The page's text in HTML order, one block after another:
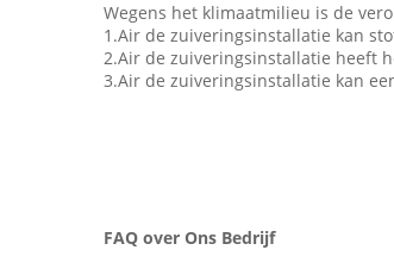
Wegens het klimaatmilieu is de
1.Air de zuiveringsinstallatie kan
2.Air de zuiveringsinstallatie heeft
3.Air de zuiveringsinstallatie kan
FAQ over Ons Bedrijf